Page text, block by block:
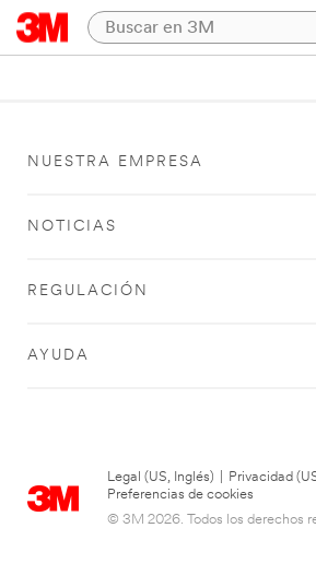
NUESTRA EMPRESA
NOTICIAS
REGULACIÓN
AYUDA
Legal (US, Inglés) Privacidad
Preferencias de cookies
© 3M 2026. Todos los derechos